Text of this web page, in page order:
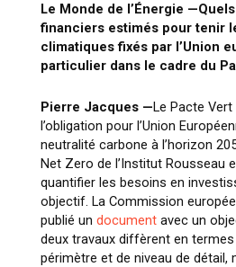
Le Monde de l’Énergie —
financiers estimés pour tenir
climatiques fixés par l’Union
particulier dans le cadre du
Pierre Jacques —Le Pacte
l’obligation pour l’Union
neutralité carbone à l’horizon
Net Zero de l’Institut Rousseau
quantifier les besoins en
objectif. La Commission
publié un documentavec un
deux travaux diffèrent en
périmètre et de niveau de détail,